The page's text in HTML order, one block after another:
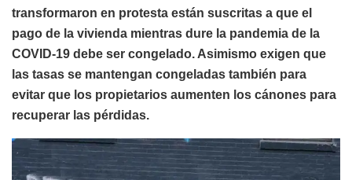
transformaron en protesta están suscritas a que el
pago de la vivienda mientras dure la pandemia de la
COVID-19 debe ser congelado. Asimismo exigen que
las tasas se mantengan congeladas también para
evitar que los propietarios aumenten los cánones para
recuperar las pérdidas.